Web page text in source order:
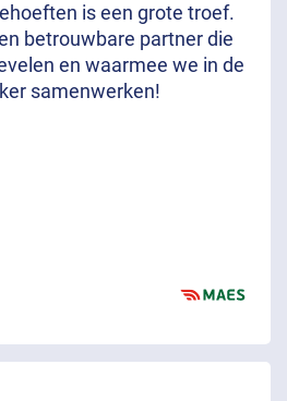
is een grote troef.
betrouwbare partner die
en waarmee we in de
samenwerken!